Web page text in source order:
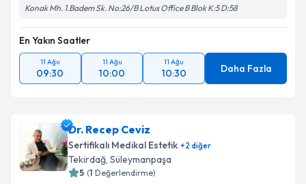
Konak Mh. 1.Badem Sk. No:26/B Lotus Office B Blok K:5 D:58
En Yakın Saatler
11 Ağu
09:30
11 Ağu
10:00
11 Ağu
10:30 Daha Fazla
Dr. Recep Ceviz
Sertifikalı Medikal Estetik +2 diğer
Tekirdağ, Süleymanpaşa
5 (1 Değerlendirme)